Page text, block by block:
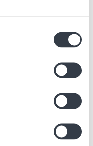
is here !
sich auf den obigen Artikel